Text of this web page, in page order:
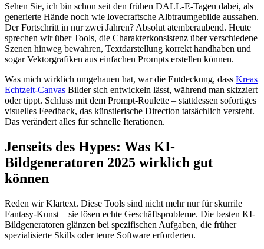
Sehen Sie, ich bin schon seit den frühen DALL-E-Tagen dabei, als
generierte Hände noch wie lovecraftsche Albtraumgebilde aussahen.
Der Fortschritt in nur zwei Jahren? Absolut atemberaubend. Heute
sprechen wir über Tools, die Charakterkonsistenz über verschiedene
Szenen hinweg bewahren, Textdarstellung korrekt handhaben und
sogar Vektorgrafiken aus einfachen Prompts erstellen können.
Was mich wirklich umgehauen hat, war die Entdeckung, dass Kreas
Echtzeit-Canvas Bilder sich entwickeln lässt, während man skizziert
oder tippt. Schluss mit dem Prompt-Roulette – stattdessen sofortiges
visuelles Feedback, das künstlerische Direction tatsächlich versteht.
Das verändert alles für schnelle Iterationen.
Jenseits des Hypes: Was KI-
Bildgeneratoren 2025 wirklich gut
können
Reden wir Klartext. Diese Tools sind nicht mehr nur für skurrile
Fantasy-Kunst – sie lösen echte Geschäftsprobleme. Die besten KI-
Bildgeneratoren glänzen bei spezifischen Aufgaben, die früher
spezialisierte Skills oder teure Software erforderten.